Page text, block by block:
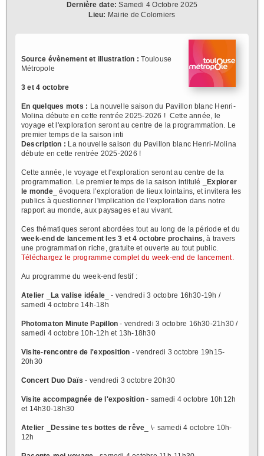
Dernière date: Samedi 4 Octobre 2025
Lieu: Mairie de Colomiers
Source évènement et illustration : Toulouse
Métropole
3 et 4 octobre
En quelques mots : La nouvelle saison du Pavillon blanc Henri-
Molina débute en cette rentrée 2025-2026 ! Cette année, le
voyage et l'exploration seront au centre de la programmation. Le
premier temps de la saison inti
Description : La nouvelle saison du Pavillon blanc Henri-Molina
débute en cette rentrée 2025-2026 !
Cette année, le voyage et l'exploration seront au centre de la
programmation. Le premier temps de la saison intitulé _Explorer
le monde_ évoquera l’exploration de lieux lointains, et invitera les
publics à questionner l'implication de l'exploration dans notre
rapport au monde, aux paysages et au vivant.
Ces thématiques seront abordées tout au long de la période et du
week-end de lancement les 3 et 4 octobre prochains , à travers
une programmation riche, gratuite et ouverte au tout public.
Téléchargez le programme complet du week-end de lancement.
Au programme du week-end festif :
Atelier _La valise idéale _ - vendredi 3 octobre 16h30-19h /
samedi 4 octobre 14h-18h
Photomaton Minute Papillon - vendredi 3 octobre 16h30-21h30 /
samedi 4 octobre 10h-12h et 13h-18h30
Visite-rencontre de l'exposition - vendredi 3 octobre 19h15-
20h30
Concert Duo Daïs - vendredi 3 octobre 20h30
Visite accompagnée de l'exposition - samedi 4 octobre 10h12h
et 14h30-18h30
Atelier _Dessine tes bottes de rêve _ \- samedi 4 octobre 10h-
12h